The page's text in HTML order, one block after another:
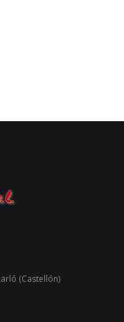
(Castellón)